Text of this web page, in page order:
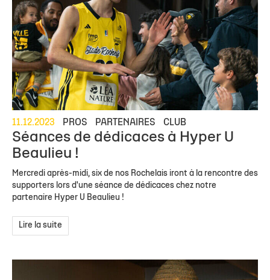
11.12.2023 PROS PARTENAIRES CLUB
Séances de dédicaces à Hyper U
Beaulieu !
Mercredi après-midi, six de nos Rochelais iront à la rencontre des
supporters lors d'une séance de dédicaces chez notre
partenaire Hyper U Beaulieu !
Lire la suite